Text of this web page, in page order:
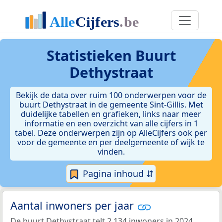
Statistieken Buurt
Dethystraat
Bekijk de data over ruim 100 onderwerpen voor de
buurt Dethystraat in de gemeente Sint-Gillis. Met
duidelijke tabellen en grafieken, links naar meer
informatie en een overzicht van alle cijfers in 1
tabel. Deze onderwerpen zijn op AlleCijfers ook per
voor de gemeente en per deelgemeente of wijk te
vinden.
Pagina inhoud ⇵
Aantal inwoners per jaar